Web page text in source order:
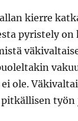
kierre
pyristely
ole.
työn